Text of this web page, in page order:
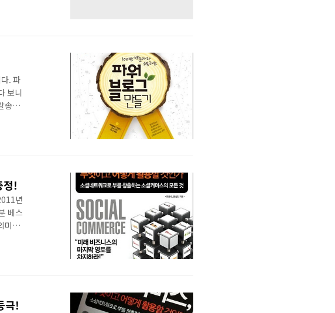
사
. 파
보니
송예
분
정!
년
베스
미에
고
니
극!